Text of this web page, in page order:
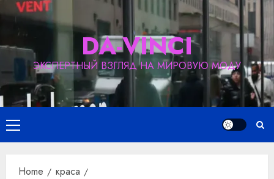
Skip
content
DA-VINCI
ЭКСПЕРТНЫЙ ВЗГЛЯД НА МИРОВУЮ МОДУ
Primary
Menu
Home
краса